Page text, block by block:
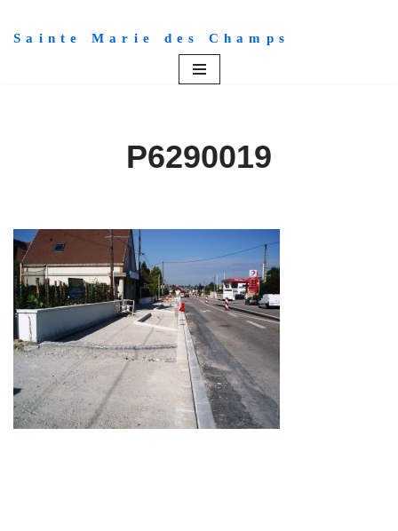
Aller
Sainte Marie des Champs
P6290019